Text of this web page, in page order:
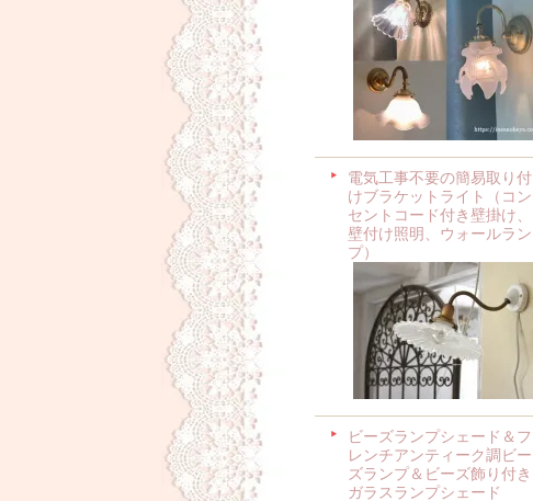
電気工事不要の簡易取り付
けブラケットライト（コン
セントコード付き壁掛け、
壁付け照明、ウォールラン
プ）
ビーズランプシェード＆フ
レンチアンティーク調ビー
ズランプ＆ビーズ飾り付き
ガラスランプシェード